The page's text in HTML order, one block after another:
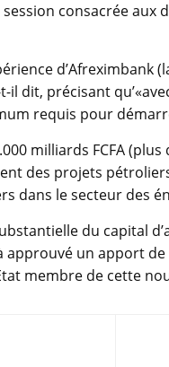
consacrée aux
d’Afreximbank
il dit, précisant
requis pour
milliards FCFA
des projets
dans le secteur des
du capital
un apport
membre de cette